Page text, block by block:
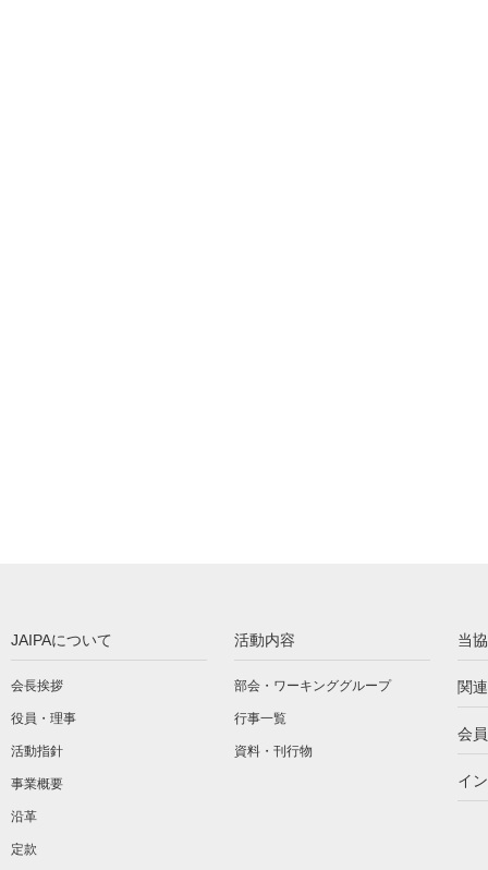
JAIPAについて
会長挨拶
役員・理事
活動指針
事業概要
沿革
定款
活動内容
部会・ワーキンググループ
行事一覧
資料・刊行物
当
関
会
イ